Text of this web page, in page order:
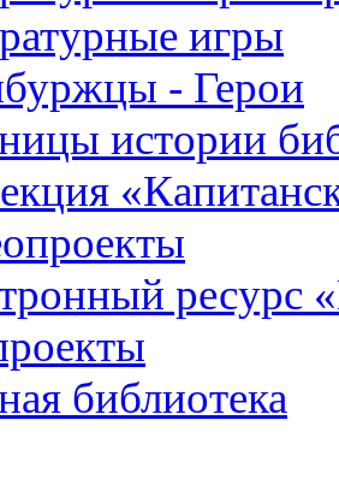
игры
- Герои
истории
ресурс
библиотека